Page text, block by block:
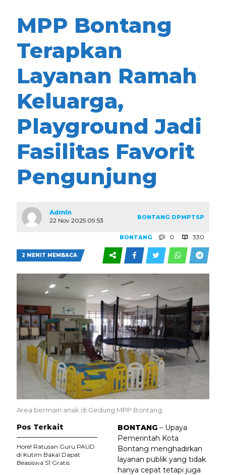
MPP Bontang
Terapkan
Layanan Ramah
Keluarga,
Playground Jadi
Fasilitas Favorit
Pengunjung
Admin
22 Nov 2025 09:53
BONTANG DPMPTSP
BONTANG 0 330
2 MENIT MEMBACA
Area bermain anak di Gedung MPP Bontang.
BONTANG – Upaya
Pemerintah Kota
Bontang menghadirkan
layanan publik yang tidak
hanya cepat tetapi juga
Pos Terkait
Hore! Ratusan Guru PAUD
di Kutim Bakal Dapat
Beasiswa S1 Gratis